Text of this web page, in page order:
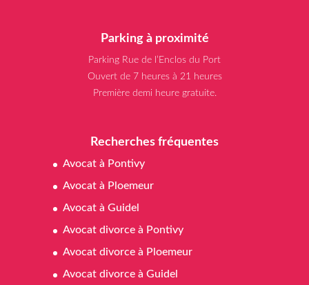
Parking à proximité
Parking Rue de l’Enclos du Port
Ouvert de 7 heures à 21 heures
Première demi heure gratuite.
Recherches fréquentes
Avocat à Pontivy
Avocat à Ploemeur
Avocat à Guidel
Avocat divorce à Pontivy
Avocat divorce à Ploemeur
Avocat divorce à Guidel